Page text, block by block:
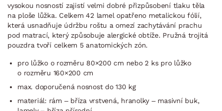
vysokou nosností zajistí velmi dobré přizpůsobení tlaku těla
na ploše lůžka. Celkem 42 lamel opatřeno metalickou fólií,
která usnadňuje údržbu roštu a omezí zachytávání prachu
pod matrací, který způsobuje alergické obtíže. Pružná trojitá
pouzdra tvoří celkem 5 anatomických zón.
pro lůžko o rozměru 80×200 cm nebo 2 ks pro lůžko
o rozměru 160×200 cm
max. doporučená nosnost do 130 kg
materiál: rám – bříza vrstvená, hranolky – masivní buk,